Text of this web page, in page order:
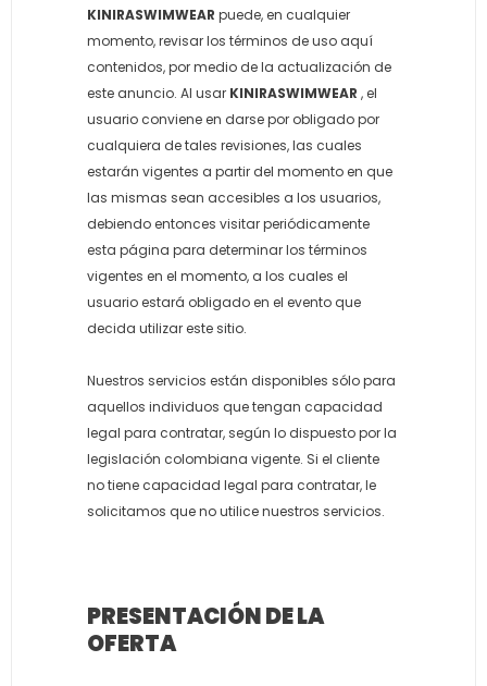
KINIRASWIMWEAR puede, en cualquier
momento, revisar los términos de uso aquí
contenidos, por medio de la actualización de
este anuncio. Al usar KINIRASWIMWEAR , el
usuario conviene en darse por obligado por
cualquiera de tales revisiones, las cuales
estarán vigentes a partir del momento en que
las mismas sean accesibles a los usuarios,
debiendo entonces visitar periódicamente
esta página para determinar los términos
vigentes en el momento, a los cuales el
usuario estará obligado en el evento que
decida utilizar este sitio.
Nuestros servicios están disponibles sólo para
aquellos individuos que tengan capacidad
legal para contratar, según lo dispuesto por la
legislación colombiana vigente. Si el cliente
no tiene capacidad legal para contratar, le
solicitamos que no utilice nuestros servicios.
PRESENTACIÓN DE LA
OFERTA